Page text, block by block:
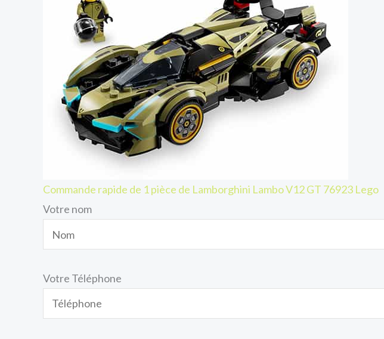
Commande rapide de 1 pièce de Lamborghini Lambo V12 GT 76923 Lego
Votre nom
Votre Téléphone